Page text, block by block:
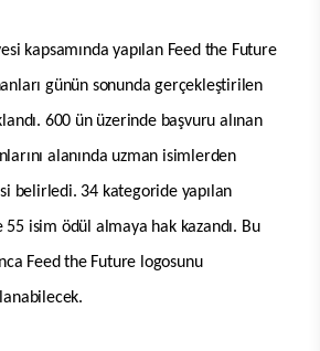
kapsamında yapılan Feed the Future
günün sonunda gerçekleştirilen
600 ün üzerinde başvuru alınan
alanında uzman isimlerden
belirledi. 34 kategoride yapılan
isim ödül almaya hak kazandı. Bu
Feed the Future logosunu